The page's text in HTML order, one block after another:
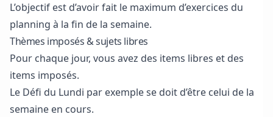
L’objectif est d’avoir fait le maximum d’exercices du
planning à la fin de la semaine.
Thèmes imposés & sujets libres
Pour chaque jour, vous avez des items libres et des
items imposés.
Le Défi du Lundi par exemple se doit d’être celui de la
semaine en cours.